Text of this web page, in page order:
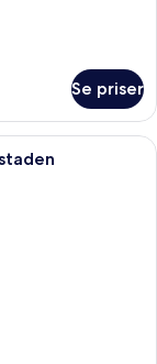
Se priser
stadscentrum med